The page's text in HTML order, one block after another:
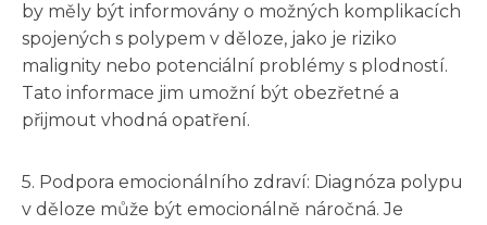
by měly být informovány o možných komplikacích
spojených s polypem v děloze, jako je riziko
malignity nebo potenciální problémy s plodností.
Tato informace jim umožní být obezřetné a
přijmout vhodná opatření.
5. Podpora emocionálního zdraví: Diagnóza polypu
v děloze může být emocionálně náročná. Je